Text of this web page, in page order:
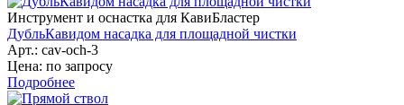
Инструмент и оснастка для КавиБластер
ДубльКавидом насадка для площадной чистки
Арт.: cav-och-3
Цена: по запросу
Подробнее